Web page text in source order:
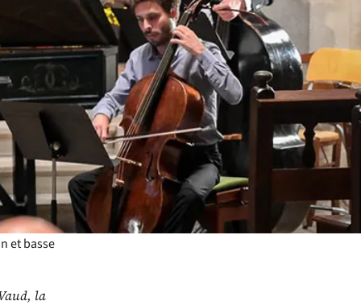
sonores
la
profonde
et basse
la